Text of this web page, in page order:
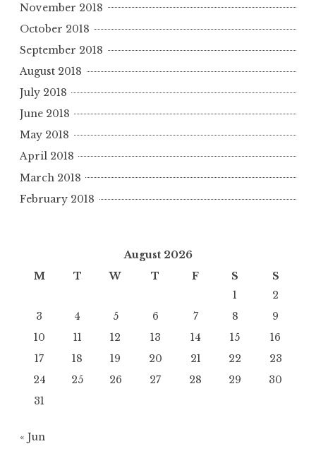
November 2018
October 2018
September 2018
August 2018
July 2018
June 2018
May 2018
April 2018
March 2018
February 2018
August 2026
M
T W T F S
S
1
2
3
4 5 6 7 8
9
10
11 12 13 14 15
16
17
18 19 20 21 22
23
24
25 26 27 28 29
30
31
« Jun